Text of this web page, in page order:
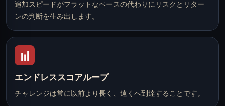
追加スピードがフラットなペースの代わりにリスクとリター
ンの判断を生み出します。
📊
エンドレススコアループ
チャレンジは常に以前より長く、遠くへ到達することです。